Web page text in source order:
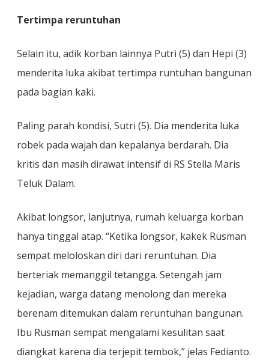
Tertimpa reruntuhan
Selain itu, adik korban lainnya Putri (5) dan Hepi (3)
menderita luka akibat tertimpa runtuhan bangunan
pada bagian kaki.
Paling parah kondisi, Sutri (5). Dia menderita luka
robek pada wajah dan kepalanya berdarah. Dia
kritis dan masih dirawat intensif di RS Stella Maris
Teluk Dalam.
Akibat longsor, lanjutnya, rumah keluarga korban
hanya tinggal atap. “Ketika longsor, kakek Rusman
sempat meloloskan diri dari reruntuhan. Dia
berteriak memanggil tetangga. Setengah jam
kejadian, warga datang menolong dan mereka
berenam ditemukan dalam reruntuhan bangunan.
Ibu Rusman sempat mengalami kesulitan saat
diangkat karena dia terjepit tembok,” jelas Fedianto.